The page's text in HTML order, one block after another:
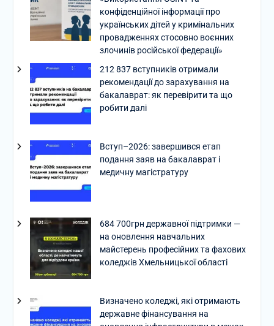
конфіденційної інформації про
українських дітей у кримінальних
провадженнях стосовно воєнних
злочинів російської федерації»
212 837 вступників отримали
рекомендації до зарахування на
бакалаврат: як перевірити та що
робити далі
Вступ–2026: завершився етап
подання заяв на бакалаврат і
медичну магістратуру
684 700грн державної підтримки —
на оновлення навчальних
майстерень професійних та фахових
коледжів Хмельницької області
Визначено коледжі, які отримають
державне фінансування на